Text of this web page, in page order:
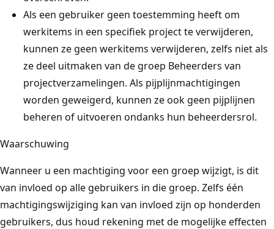
Als een gebruiker geen toestemming heeft om
werkitems in een specifiek project te verwijderen,
kunnen ze geen werkitems verwijderen, zelfs niet als
ze deel uitmaken van de groep Beheerders van
projectverzamelingen. Als pijplijnmachtigingen
worden geweigerd, kunnen ze ook geen pijplijnen
beheren of uitvoeren ondanks hun beheerdersrol.
Waarschuwing
Wanneer u een machtiging voor een groep wijzigt, is dit
van invloed op alle gebruikers in die groep. Zelfs één
machtigingswijziging kan van invloed zijn op honderden
gebruikers, dus houd rekening met de mogelijke effecten